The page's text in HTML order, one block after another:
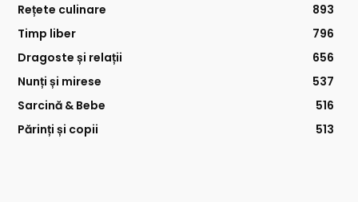
Rețete culinare
893
Timp liber
796
Dragoste și relații
656
Nunți și mirese
537
Sarcină & Bebe
516
Părinți și copii
513